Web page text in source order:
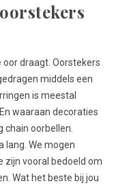
oor draagt. Oorstekers
middels een
is meestal
waaraan decoraties
chain oorbellen.
lang. We mogen
zijn vooral bedoeld om
Wat het beste bij jou